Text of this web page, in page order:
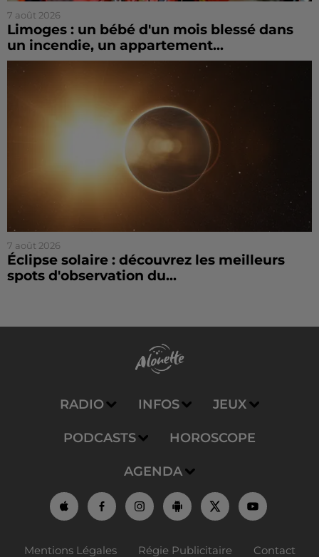
7 août 2026
Limoges : un bébé d'un mois blessé dans
un incendie, un appartement...
7 août 2026
Éclipse solaire : découvrez les meilleurs
spots d'observation du...
RADIO INFOS JEUX
PODCASTS HOROSCOPE
AGENDA
Mentions Légales Régie Publicitaire Contact